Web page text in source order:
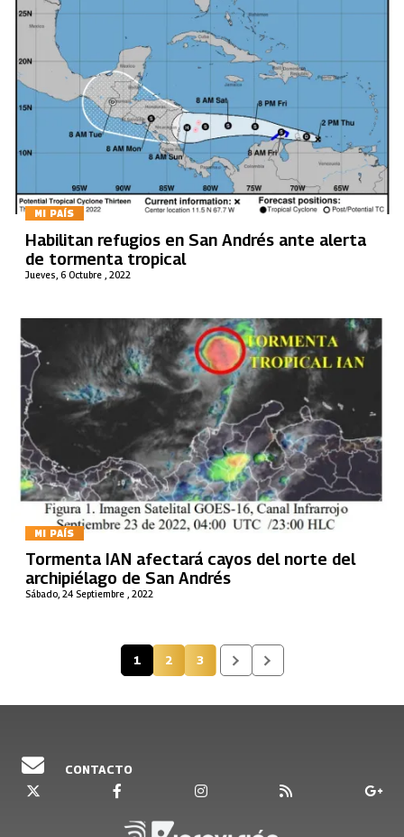
MI PAÍS
Jueves, 6 Octubre , 2022
Habilitan refugios en San Andrés ante alerta
de tormenta tropical
MI PAÍS
Sábado, 24 Septiembre , 2022
Tormenta IAN afectará cayos del norte del
archipiélago de San Andrés
Página actual
1 Página
2 Página
3
CONTACTO